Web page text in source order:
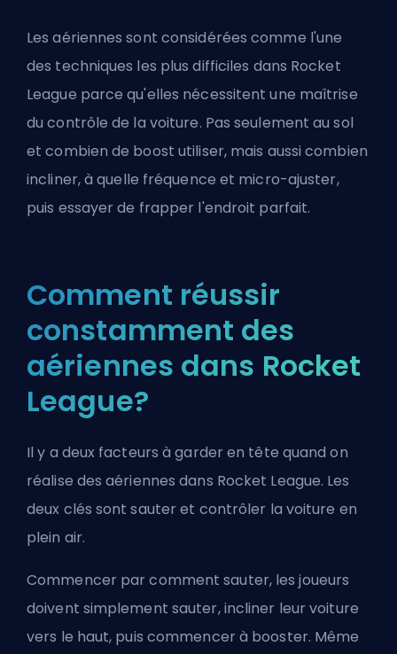
Les aériennes sont considérées comme l'une
des techniques les plus difficiles dans Rocket
League parce qu'elles nécessitent une maîtrise
du contrôle de la voiture. Pas seulement au sol
et combien de boost utiliser, mais aussi combien
incliner, à quelle fréquence et micro-ajuster,
puis essayer de frapper l'endroit parfait.
Comment réussir
constamment des
aériennes dans Rocket
League?
Il y a deux facteurs à garder en tête quand on
réalise des aériennes dans Rocket League. Les
deux clés sont sauter et contrôler la voiture en
plein air.
Commencer par comment sauter, les joueurs
doivent simplement sauter, incliner leur voiture
vers le haut, puis commencer à booster. Même